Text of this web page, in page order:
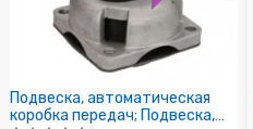
Подвеска, автоматическая
коробка передач; Подвеска,